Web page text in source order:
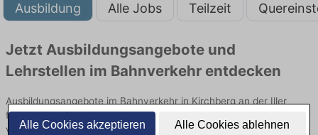
Alle Cookies akzeptieren Alle Cookies ablehnen
Ausbildung Alle Jobs Teilzeit
Jetzt Ausbildungsangebote und
Lehrstellen im Bahnverkehr entdecken
Ausbildungsangebote im Bahnverkehr in Kirchberg an der Iller
finden Sie von namhaften Firmen. Entdecken Sie freie Optionen
von Top-Arbeitgebern und bewerben Sie sich noch heute.